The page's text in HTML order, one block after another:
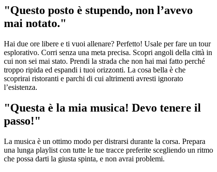
"Questo posto è stupendo, non l’avevo
mai notato."
Hai due ore libere e ti vuoi allenare? Perfetto! Usale per fare un tour
esplorativo. Corri senza una meta precisa. Scopri angoli della città in
cui non sei mai stato. Prendi la strada che non hai mai fatto perché
troppo ripida ed espandi i tuoi orizzonti. La cosa bella è che
scoprirai ristoranti e parchi di cui altrimenti avresti ignorato
l’esistenza.
"Questa è la mia musica! Devo tenere il
passo!"
La musica è un ottimo modo per distrarsi durante la corsa. Prepara
una lunga playlist con tutte le tue tracce preferite scegliendo un ritmo
che possa darti la giusta spinta, e non avrai problemi.